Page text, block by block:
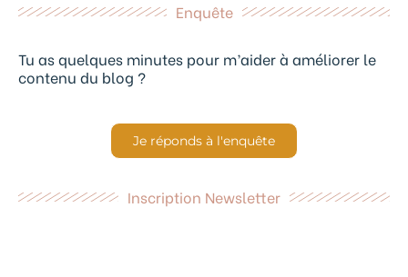
Enquête
Tu as quelques minutes pour m’aider à améliorer le
contenu du blog ?
Je réponds à l'enquête
Inscription Newsletter